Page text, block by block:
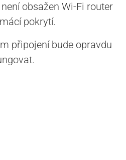
obsažen Wi-Fi router
pokrytí.
připojení bude opravdu